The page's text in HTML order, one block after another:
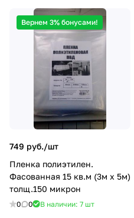
Вернем 3% бонусами!
749 руб./шт
Пленка полиэтилен.
Фасованная 15 кв.м (3м х 5м)
толщ.150 микрон
0 0 В наличии: 7 шт